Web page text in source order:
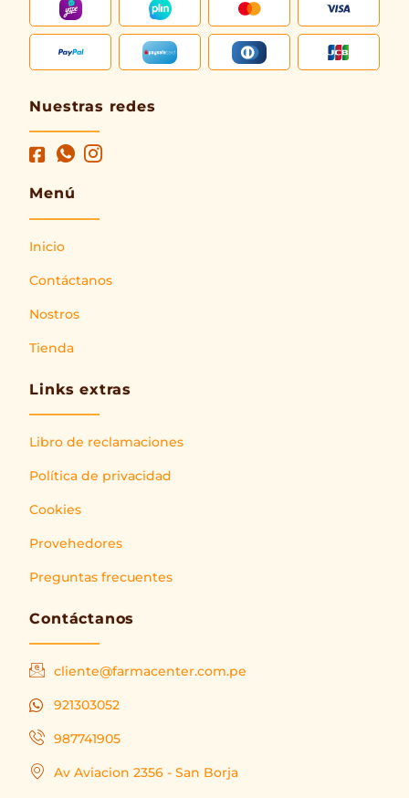
Nuestras redes
Menú
Inicio
Contáctanos
Nostros
Tienda
Links extras
Libro de reclamaciones
Política de privacidad
Cookies
Provehedores
Preguntas frecuentes
Contáctanos
cliente@farmacenter.com.pe
921303052
987741905
Av Aviacion 2356 - San Borja